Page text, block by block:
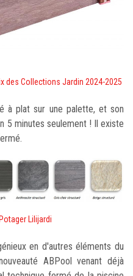
des Collections Jardin 2024-2025
à plat sur une palette, et son
5 minutes seulement ! Il existe
Lilijardi
en d'autres éléments du
ABPool venant déjà